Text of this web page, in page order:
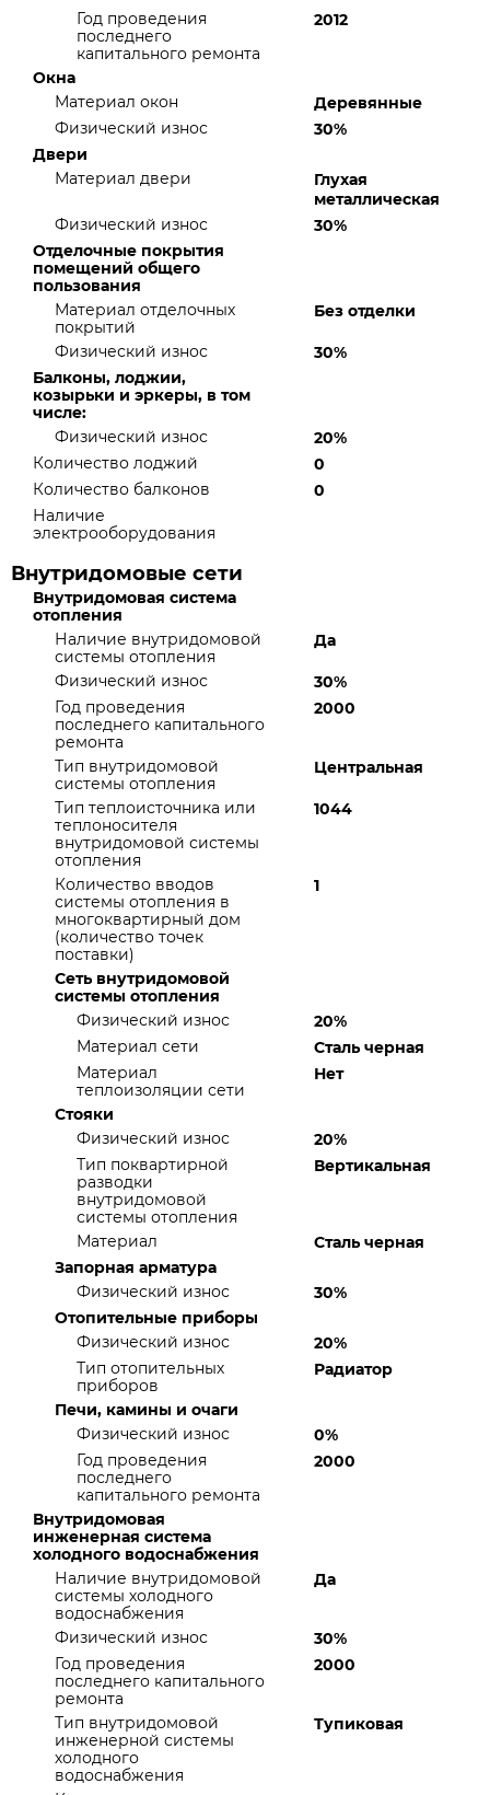
Год проведения
последнего
капитального ремонта
2012
Окна
Материал окон
Деревянные
Физический износ
30%
Двери
Материал двери
Глухая
металлическая
Физический износ
30%
Отделочные покрытия
помещений общего
пользования
Материал отделочных
покрытий
Без отделки
Физический износ
30%
Балконы, лоджии,
козырьки и эркеры, в том
числе:
Физический износ
20%
Количество лоджий
0
Количество балконов
0
Наличие
электрооборудования
Внутридомовые сети
Внутридомовая система
отопления
Наличие внутридомовой
системы отопления
Да
Физический износ
30%
Год проведения
последнего капитального
ремонта
2000
Тип внутридомовой
системы отопления
Центральная
Тип теплоисточника или
теплоносителя
внутридомовой системы
отопления
1044
Количество вводов
системы отопления в
многоквартирный дом
(количество точек
поставки)
1
Сеть внутридомовой
системы отопления
Физический износ
20%
Материал сети
Сталь черная
Материал
теплоизоляции сети
Нет
Стояки
Физический износ
20%
Тип поквартирной
разводки
внутридомовой
системы отопления
Вертикальная
Материал
Сталь черная
Запорная арматура
Физический износ
30%
Отопительные приборы
Физический износ
20%
Тип отопительных
приборов
Радиатор
Печи, камины и очаги
Физический износ
0%
Год проведения
последнего
капитального ремонта
2000
Внутридомовая
инженерная система
холодного водоснабжения
Наличие внутридомовой
системы холодного
водоснабжения
Да
Физический износ
30%
Год проведения
последнего капитального
ремонта
2000
Тип внутридомовой
инженерной системы
холодного
водоснабжения
Тупиковая